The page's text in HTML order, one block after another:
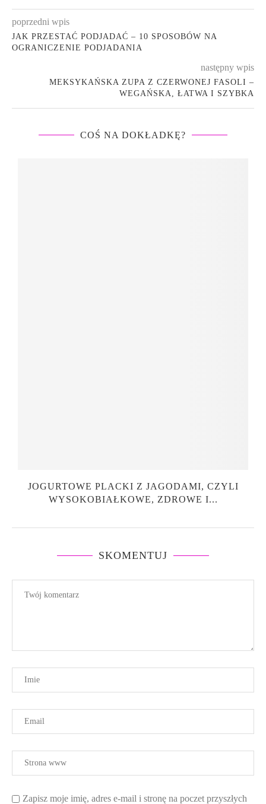
poprzedni wpis
JAK PRZESTAĆ PODJADAĆ – 10 SPOSOBÓW NA
OGRANICZENIE PODJADANIA
następny wpis
MEKSYKAŃSKA ZUPA Z CZERWONEJ FASOLI –
WEGAŃSKA, ŁATWA I SZYBKA
COŚ NA DOKŁADKĘ?
JOGURTOWE PLACKI Z JAGODAMI, CZYLI
WYSOKOBIAŁKOWE, ZDROWE I...
SKOMENTUJ
Zapisz moje imię, adres e-mail i stronę na poczet przyszłych